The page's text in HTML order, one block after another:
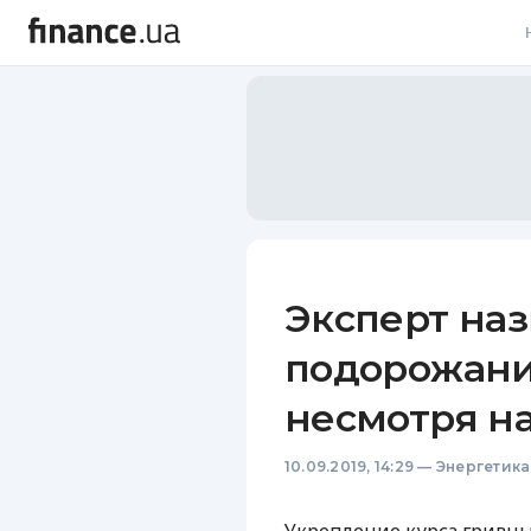
Эксперт
несмотря
10.09.2019, 14:29 — Энергетика